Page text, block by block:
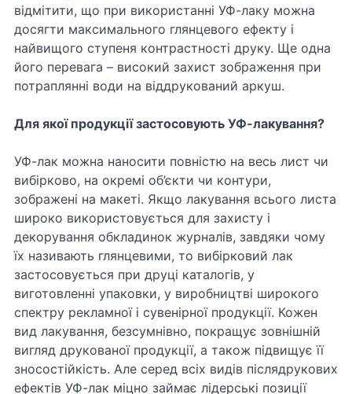
відмітити, що при використанні УФ-лаку можна
досягти максимального глянцевого ефекту і
найвищого ступеня контрастності друку. Ще одна
його перевага – високий захист зображення при
потраплянні води на віддрукований аркуш.
Для якої продукції застосовують УФ-лакування?
УФ-лак можна наносити повністю на весь лист чи
вибірково, на окремі об’єкти чи контури,
зображені на макеті. Якщо лакування всього листа
широко використовується для захисту і
декорування обкладинок журналів, завдяки чому
їх називають глянцевими, то вибірковий лак
застосовується при друці каталогів, у
виготовленні упаковки, у виробництві широкого
спектру рекламної і сувенірної продукції. Кожен
вид лакування, безсумнівно, покращує зовнішній
вигляд друкованої продукції, а також підвищує її
зносостійкість. Але серед всіх видів післядрукових
ефектів УФ-лак міцно займає лідерські позиції